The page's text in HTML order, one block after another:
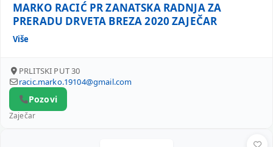
MARKO RACIĆ PR ZANATSKA RADNJA ZA
PRERADU DRVETA BREZA 2020 ZAJEČAR
Više
PRLITSKI PUT 30
racic.marko.19104@gmail.com
Pozovi
Zaječar